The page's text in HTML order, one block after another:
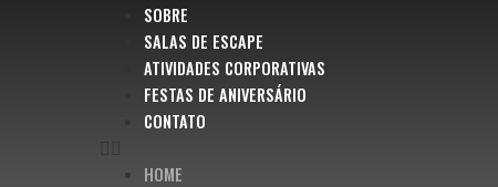
SOBRE
SALAS DE ESCAPE
ATIVIDADES CORPORATIVAS
FESTAS DE ANIVERSÁRIO
CONTATO
HOME